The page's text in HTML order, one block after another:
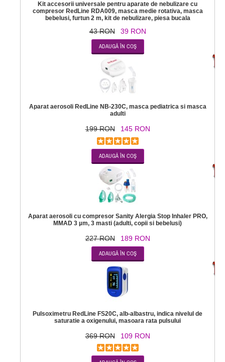
Kit accesorii universale pentru aparate de nebulizare cu
compresor RedLine RDA009, masca medie rotativa, masca
bebelusi, furtun 2 m, kit de nebulizare, piesa bucala
43 RON 39 RON
Aparat aerosoli RedLine NB-230C, masca pediatrica si masca
adulti
199 RON 145 RON
Aparat aerosoli cu compresor Sanity Alergia Stop Inhaler PRO,
MMAD 3 µm, 3 masti (adulti, copii si bebelusi)
227 RON 189 RON
Pulsoximetru RedLine FS20C, alb-albastru, indica nivelul de
saturatie a oxigenului, masoara rata pulsului
369 RON 109 RON